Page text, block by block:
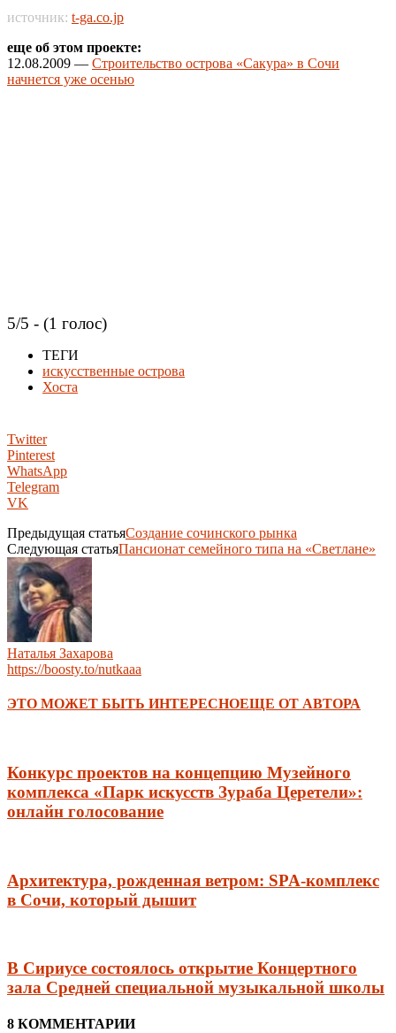
источник: t-ga.co.jp
еще об этом проекте:
12.08.2009 — Строительство острова «Сакура» в Сочи
начнется уже осенью
5/5 - (1 голос)
ТЕГИ
искусственные острова
Хоста
Twitter
Pinterest
WhatsApp
Telegram
VK
Предыдущая статьяСоздание сочинского рынка
Следующая статьяПансионат семейного типа на «Светлане»
Наталья Захарова
https://boosty.to/nutkaaa
ЭТО МОЖЕТ БЫТЬ ИНТЕРЕСНОЕЩЕ ОТ АВТОРА
Конкурс проектов на концепцию Музейного
комплекса «Парк искусств Зураба Церетели»:
онлайн голосование
Архитектура, рожденная ветром: SPA-комплекс
в Сочи, который дышит
В Сириусе состоялось открытие Концертного
зала Средней специальной музыкальной школы
8 КОММЕНТАРИИ